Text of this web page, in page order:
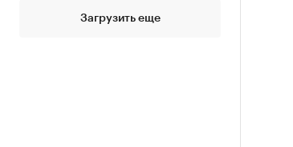
Загрузить еще